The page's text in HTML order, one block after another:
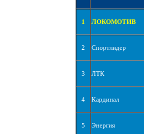
1 ЛОКОМОТИВ
2 Спортлидер
3 ЛТК
4 Кардинал
5 Энергия